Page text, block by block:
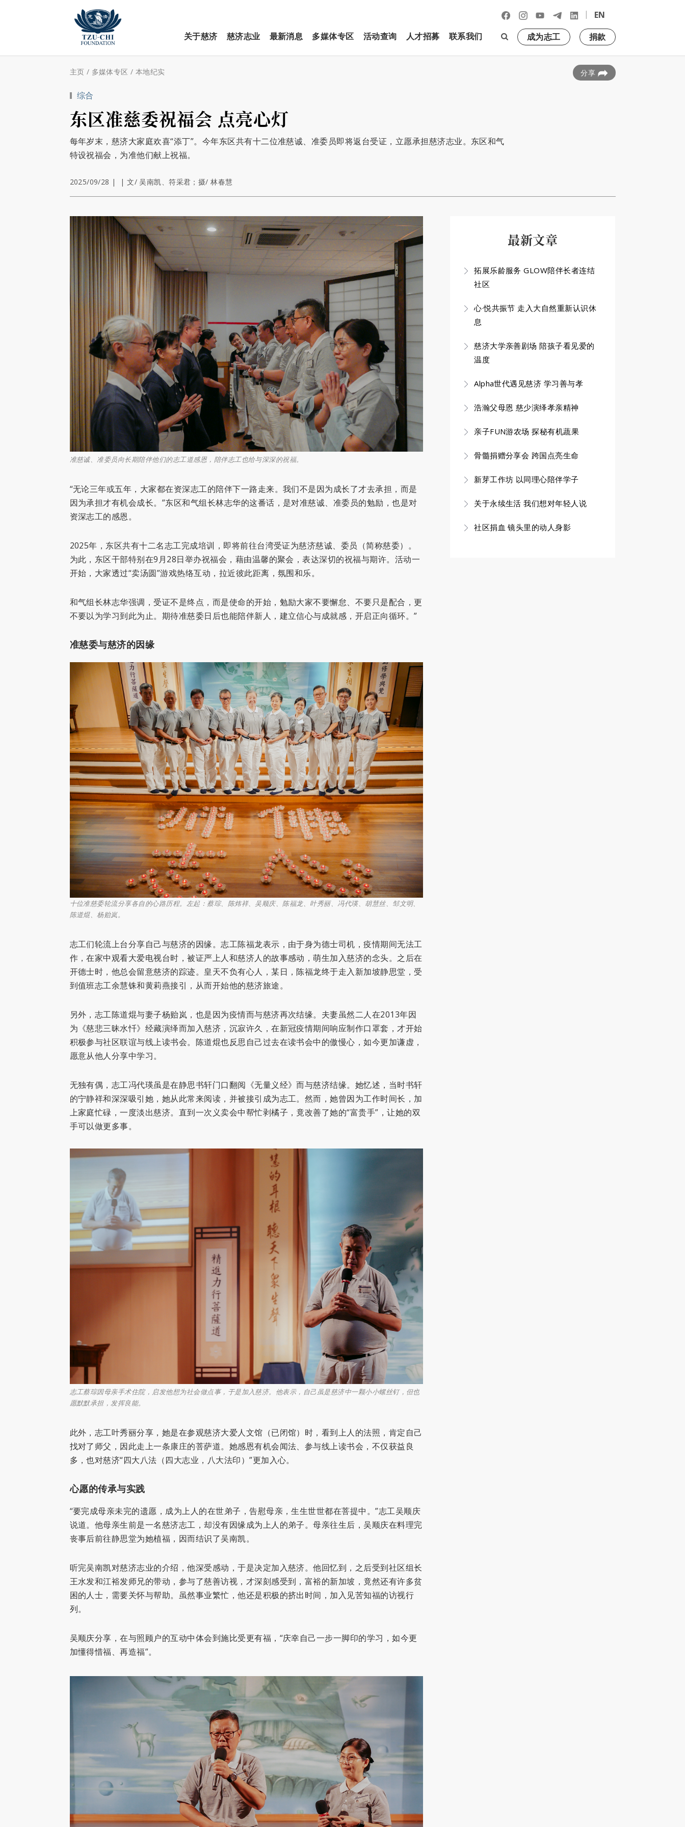
|
EN
关于慈济
慈济志业 最新消息 多媒体专区 活动查询 人才招募 联系我们 成为志工 捐款
主页 / 多媒体专区 / 本地纪实 分享
综合
东区准慈委祝福会 点亮心灯
每年岁末，慈济大家庭欢喜“添丁”。今年东区共有十二位准慈诚、准委员即将返台受证，立愿承担慈济志业。东区和气
特设祝福会，为准他们献上祝福。
2025/09/28 | |文/ 吴南凯、符采君；摄/ 林春慧
准慈诚、准委员向长期陪伴他们的志工道感恩，陪伴志工也给与深深的祝福。
“无论三年或五年，大家都在资深志工的陪伴下一路走来。我们不是因为成长了才去承担，而是
因为承担才有机会成长。”东区和气组长林志华的这番话，是对准慈诚、准委员的勉励，也是对
资深志工的感恩。
2025年，东区共有十二名志工完成培训，即将前往台湾受证为慈济慈诚、委员（简称慈委）。
为此，东区干部特别在9月28日举办祝福会，藉由温馨的聚会，表达深切的祝福与期许。活动一
开始，大家透过“卖汤圆”游戏热络互动，拉近彼此距离，氛围和乐。
和气组长林志华强调，受证不是终点，而是使命的开始，勉励大家不要懈怠、不要只是配合，更
不要以为学习到此为止。期待准慈委日后也能陪伴新人，建立信心与成就感，开启正向循环。”
准慈委与慈济的因缘
十位准慈委轮流分享各自的心路历程。左起：蔡琮、陈炜祥、吴顺庆、陈福龙、叶秀丽、冯代瑛、胡慧丝、邹文明、
陈道焜、杨贻岚。
志工们轮流上台分享自己与慈济的因缘。志工陈福龙表示，由于身为德士司机，疫情期间无法工
作，在家中观看大爱电视台时，被证严上人和慈济人的故事感动，萌生加入慈济的念头。之后在
开德士时，他总会留意慈济的踪迹。皇天不负有心人，某日，陈福龙终于走入新加坡静思堂，受
到值班志工余慧铢和黄莉燕接引，从而开始他的慈济旅途。
另外，志工陈道焜与妻子杨贻岚，也是因为疫情而与慈济再次结缘。夫妻虽然二人在2013年因
为《慈悲三昧水忏》经藏演绎而加入慈济，沉寂许久，在新冠疫情期间响应制作口罩套，才开始
积极参与社区联谊与线上读书会。陈道焜也反思自己过去在读书会中的傲慢心，如今更加谦虚，
愿意从他人分享中学习。
无独有偶，志工冯代瑛虽是在静思书轩门口翻阅《无量义经》而与慈济结缘。她忆述，当时书轩
的宁静祥和深深吸引她，她从此常来阅读，并被接引成为志工。然而，她曾因为工作时间长，加
上家庭忙碌，一度淡出慈济。直到一次义卖会中帮忙剥橘子，竟改善了她的“富贵手”，让她的双
手可以做更多事。
志工蔡琮因母亲手术住院，启发他想为社会做点事，于是加入慈济。他表示，自己虽是慈济中一颗小小螺丝钉，但也
愿默默承担，发挥良能。
此外，志工叶秀丽分享，她是在参观慈济大爱人文馆（已闭馆）时，看到上人的法照，肯定自己
找对了师父，因此走上一条康庄的菩萨道。她感恩有机会闻法、参与线上读书会，不仅获益良
多，也对慈济“四大八法（四大志业，八大法印）”更加入心。
心愿的传承与实践
“要完成母亲未完的遗愿，成为上人的在世弟子，告慰母亲，生生世世都在菩提中。”志工吴顺庆
说道。他母亲生前是一名慈济志工，却没有因缘成为上人的弟子。母亲往生后，吴顺庆在料理完
丧事后前往静思堂为她植福，因而结识了吴南凯。
听完吴南凯对慈济志业的介绍，他深受感动，于是决定加入慈济。他回忆到，之后受到社区组长
王水发和江裕发师兄的带动，参与了慈善访视，才深刻感受到，富裕的新加坡，竟然还有许多贫
困的人士，需要关怀与帮助。虽然事业繁忙，他还是积极的挤出时间，加入见苦知福的访视行
列。
吴顺庆分享，在与照顾户的互动中体会到施比受更有福，“庆幸自己一步一脚印的学习，如今更
加懂得惜福、再造福”。
最新文章
拓展乐龄服务 GLOW陪伴长者连结
社区
心·悦共振节 走入大自然重新认识休
息
慈济大学亲善剧场 陪孩子看见爱的
温度
Alpha世代遇见慈济 学习善与孝
浩瀚父母恩 慈少演绎孝亲精神
亲子FUN游农场 探秘有机蔬果
骨髓捐赠分享会 跨国点亮生命
新芽工作坊 以同理心陪伴学子
关于永续生活 我们想对年轻人说
社区捐血 镜头里的动人身影